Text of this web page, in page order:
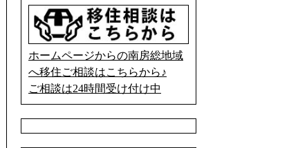
ホームページからの南房総地域
へ移住ご相談はこちらから♪
ご相談は24時間受け付け中